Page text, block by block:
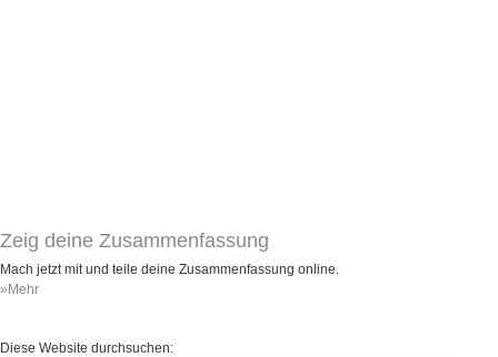
Zeig deine Zusammenfassung
Mach jetzt mit und teile deine Zusammenfassung online.
»Mehr
Diese Website durchsuchen: